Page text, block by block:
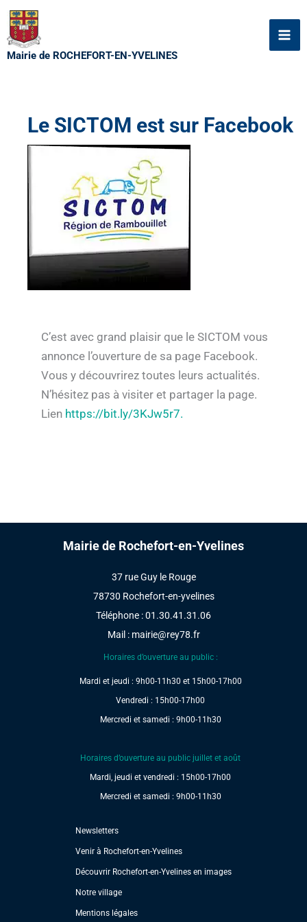
Aller
au
contenu
Mairie de ROCHEFORT-EN-YVELINES
Le SICTOM est sur Facebook
C’est avec grand plaisir que le SICTOM vous
annonce l’ouverture de sa page Facebook.
Vous y découvrirez toutes leurs actualités.
N’hésitez pas à visiter et partager la page.
Lien https://bit.ly/3KJw5r7.
Mairie de Rochefort-en-Yvelines
37 rue Guy le Rouge
78730 Rochefort-en-yvelines
Téléphone : 01.30.41.31.06
Mail : mairie@rey78.fr
Horaires d’ouverture au public :
Mardi et jeudi : 9h00-11h30 et 15h00-17h00
Vendredi : 15h00-17h00
Mercredi et samedi : 9h00-11h30
Horaires d’ouverture au public juillet et août
Mardi, jeudi et vendredi : 15h00-17h00
Mercredi et samedi : 9h00-11h30
Newsletters
Venir à Rochefort-en-Yvelines
Découvrir Rochefort-en-Yvelines en images
Notre village
Mentions légales